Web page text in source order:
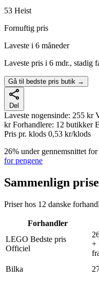
53 Heist
Fornuftig pris
Laveste i 6 måneder
Laveste pris i 6 mdr., stadig
Gå til bedste pris butik →
Del
Laveste nogensinde: 255 kr
kr Forhandlere: 12 butikker
Pris pr. klods 0,53 kr/klods
26% under gennemsnittet
for pengene
Sammenlign
Priser hos 12 danske
Forhandler
LEGO Bedste pris
Officiel
+
Bilka